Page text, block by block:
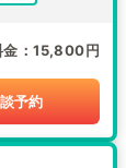
金 15,800円
予約